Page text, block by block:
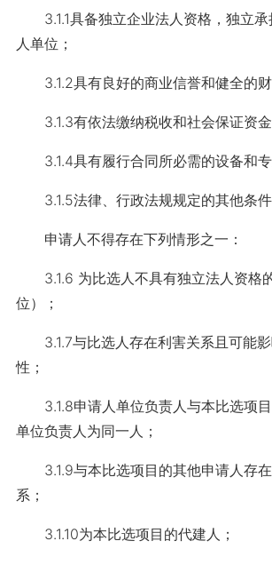
3.1.1具备独立企业法人资格，独立承
人单位；
3.1.2具有良好的商业信誉和健全的财
3.1.3有依法缴纳税收和社会保证资金
3.1.4具有履行合同所必需的设备和专
3.1.5法律、行政法规规定的其他条件
申请人不得存在下列情形之一：
3.1.6 为比选人不具有独立法人资格
位）；
3.1.7与比选人存在利害关系且可能影
性；
3.1.8申请人单位负责人与本比选项目
单位负责人为同一人；
3.1.9与本比选项目的其他申请人存在
系；
3.1.10为本比选项目的代建人；